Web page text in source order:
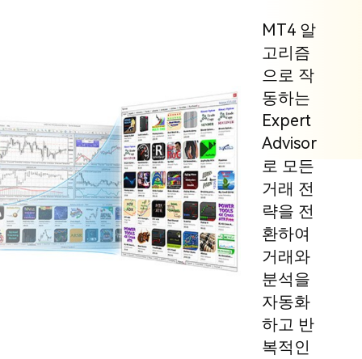
MT4 알
고리즘
으로 작
동하는
Expert
Advisor
로 모든
거래 전
략을 전
환하여
거래와
분석을
자동화
하고 반
복적인